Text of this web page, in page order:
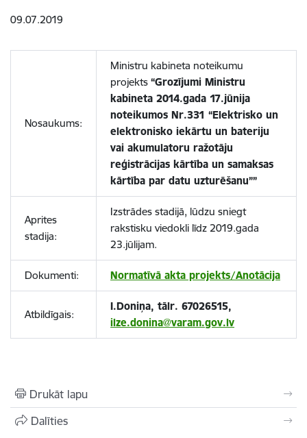
09.07.2019
Nosaukums:
Ministru kabineta noteikumu
projekts “Grozījumi Ministru
kabineta 2014.gada 17.jūnija
noteikumos Nr.331 “Elektrisko un
elektronisko iekārtu un bateriju
vai akumulatoru ražotāju
reģistrācijas kārtība un samaksas
kārtība par datu uzturēšanu””
Aprites
stadija:
Izstrādes stadijā, lūdzu sniegt
rakstisku viedokli līdz 2019.gada
23.jūlijam.
Dokumenti: Normatīvā akta projekts/Anotācija
Atbildīgais:
I.Doniņa, tālr. 67026515,
ilze.donina@varam.gov.lv
Drukāt lapu
Dalīties